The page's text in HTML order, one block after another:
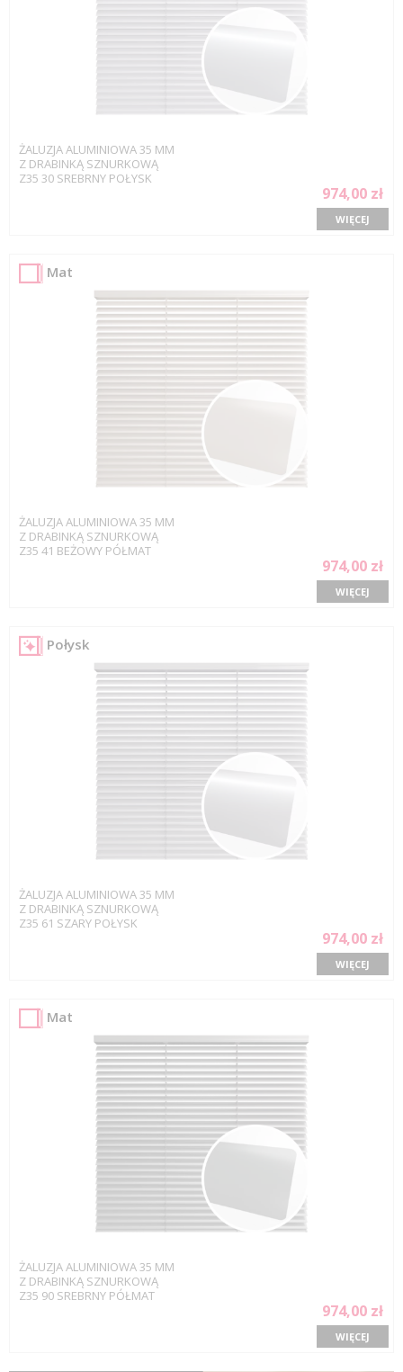
ŻALUZJA ALUMINIOWA 35 MM
Z DRABINKĄ SZNURKOWĄ
Z35 30 SREBRNY POŁYSK
974,00 zł
WIĘCEJ
Mat
ŻALUZJA ALUMINIOWA 35 MM
Z DRABINKĄ SZNURKOWĄ
Z35 41 BEŻOWY PÓŁMAT
974,00 zł
WIĘCEJ
Połysk
ŻALUZJA ALUMINIOWA 35 MM
Z DRABINKĄ SZNURKOWĄ
Z35 61 SZARY POŁYSK
974,00 zł
WIĘCEJ
Mat
ŻALUZJA ALUMINIOWA 35 MM
Z DRABINKĄ SZNURKOWĄ
Z35 90 SREBRNY PÓŁMAT
974,00 zł
WIĘCEJ